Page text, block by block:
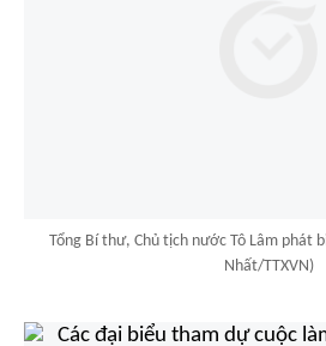
Tổng Bí thư, Chủ tịch nước Tô Lâm phát
Nhất/TTXVN)